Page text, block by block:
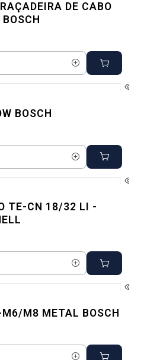
DE CABO
BOSCH
TE-CN 18/32 LI -
M6/M8 METAL BOSCH